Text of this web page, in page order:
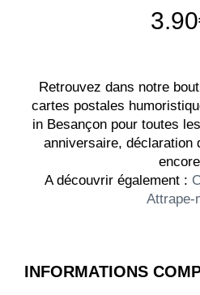
3.90
Retrouvez dans notre
cartes postales
in Besançon pour toutes
anniversaire, déclaration
A découvrir également :
Attrape-
INFORMATIONS